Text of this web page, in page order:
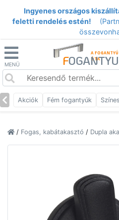
Ingyenes országos
feletti rendelés estén!
MENÜ
A
ÓTA
FOGANTYU
Akciók Fém fogantyúk
/ Fogas, kabátakasztó / Dupla